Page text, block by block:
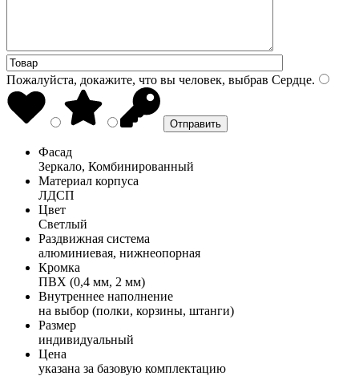
Пожалуйста, докажите, что вы человек, выбрав Сердце.
Фасад
Зеркало, Комбинированный
Материал корпуса
ЛДСП
Цвет
Светлый
Раздвижная система
алюминиевая, нижнеопорная
Кромка
ПВХ (0,4 мм, 2 мм)
Внутреннее наполнение
на выбор (полки, корзины, штанги)
Размер
индивидуальный
Цена
указана за базовую комплектацию